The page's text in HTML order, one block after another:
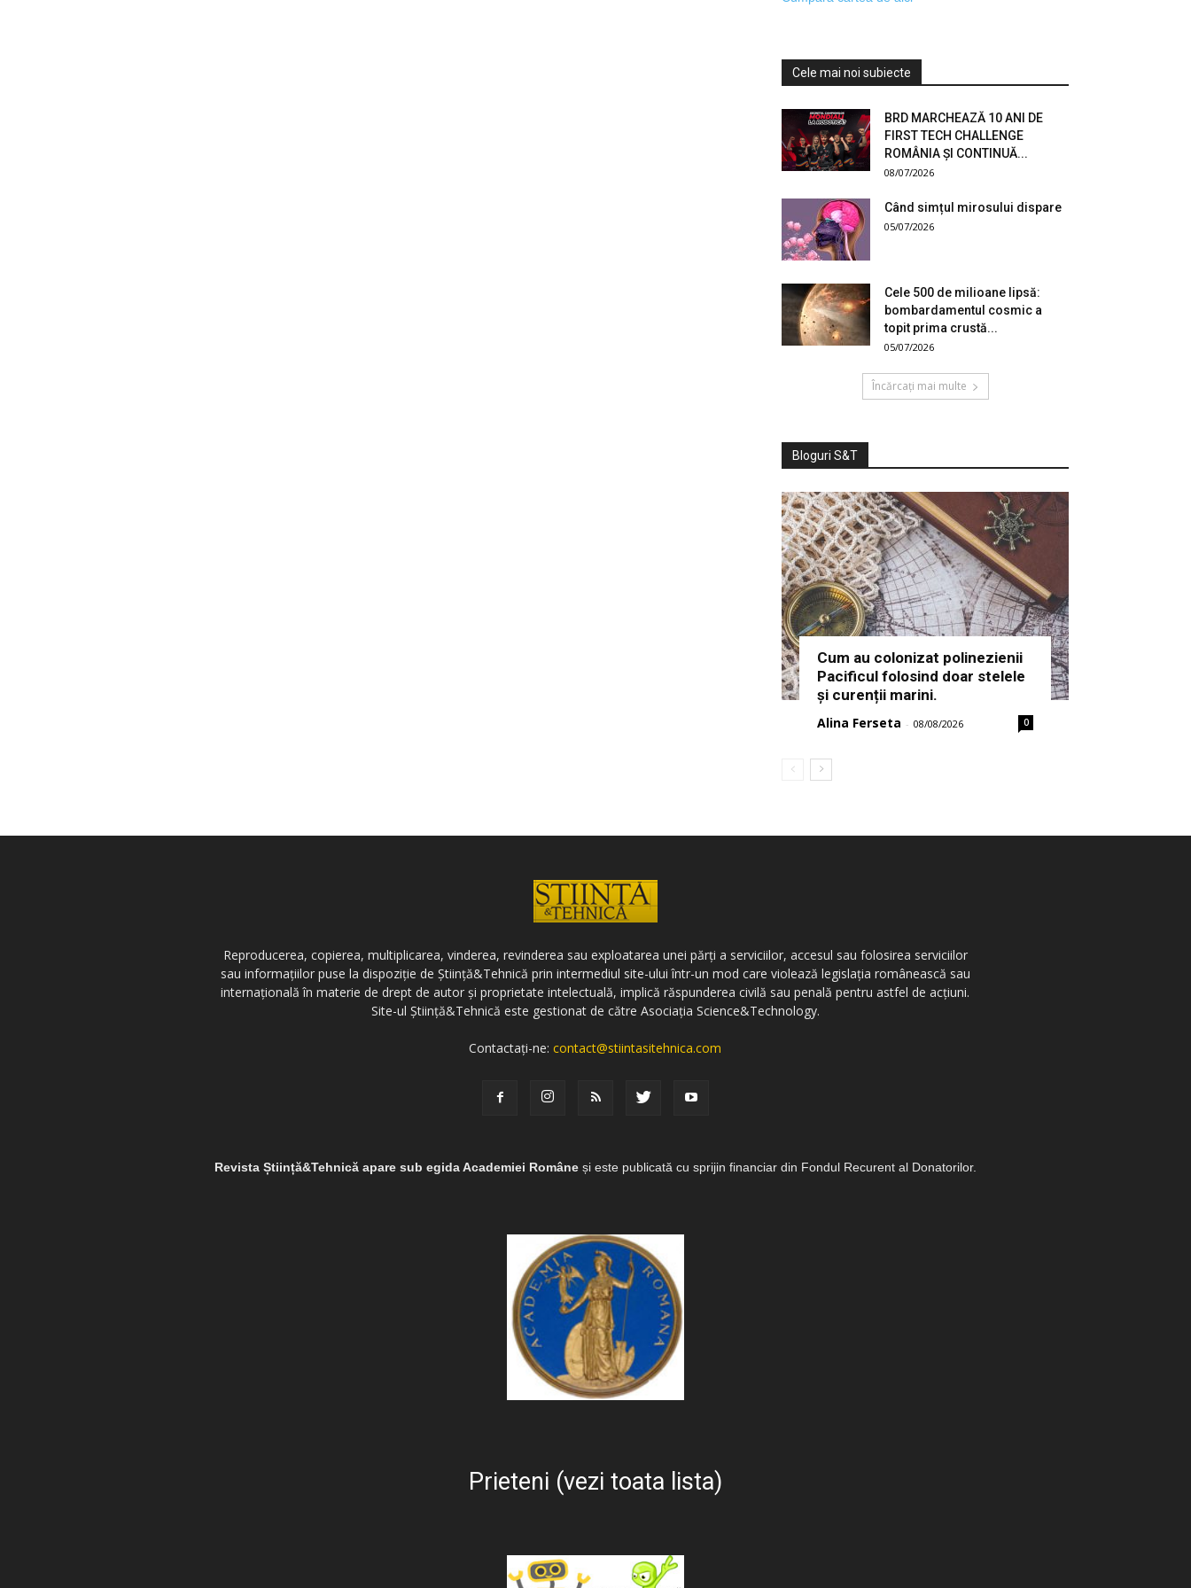
Cele mai noi subiecte
BRD MARCHEAZĂ 10 ANI DE
FIRST TECH CHALLENGE
ROMÂNIA ȘI CONTINUĂ...
08/07/2026
Când simțul mirosului dispare
05/07/2026
Cele 500 de milioane lipsă:
bombardamentul cosmic a
topit prima crustă...
05/07/2026
Încărcați mai multe
Bloguri S&T
Cum au colonizat polinezienii
Pacificul folosind doar stelele
și curenții marini.
Alina Ferseta - 08/08/2026 0
Reproducerea, copierea, multiplicarea, vinderea, revinderea sau exploatarea unei părți a serviciilor, accesul sau folosirea serviciilor
sau informațiilor puse la dispoziție de Știință&Tehnică prin intermediul site-ului într-un mod care violează legislația românească sau
internațională în materie de drept de autor și proprietate intelectuală, implică răspunderea civilă sau penală pentru astfel de acțiuni.
Site-ul Știință&Tehnică este gestionat de către Asociația Science&Technology.
Contactați-ne:contact@stiintasitehnica.com
Revista Știință&Tehnică apare sub egida Academiei Române și este publicată cu sprijin financiar din Fondul Recurent al Donatorilor.
Prieteni (vezi toata lista)